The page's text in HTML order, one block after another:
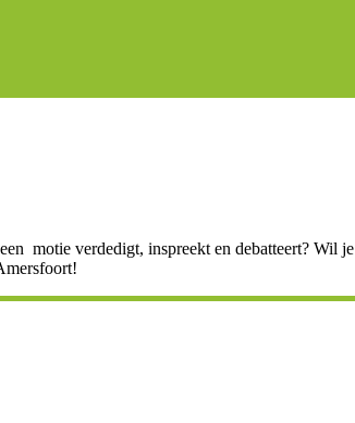
motie verdedigt, inspreekt en debatteert? Wil je